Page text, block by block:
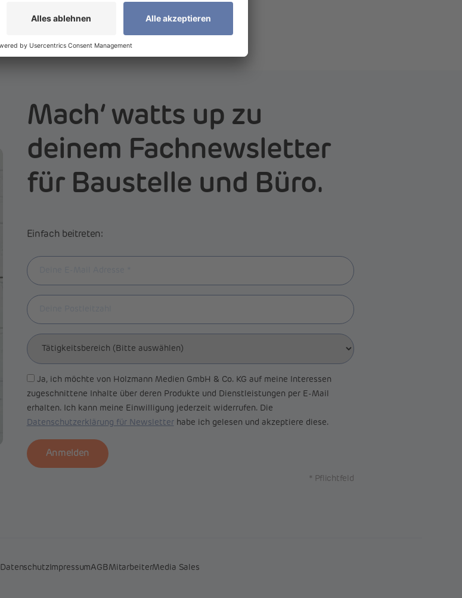
Mach‘ watts up zu
deinem Fachnewsletter
für Baustelle und Büro.
Einfach beitreten:
Ja, ich möchte von Holzmann Medien GmbH & Co. KG auf meine Interessen
zugeschnittene Inhalte über deren Produkte und Dienstleistungen per E-Mail
erhalten. Ich kann meine Einwilligung jederzeit widerrufen. Die
Datenschutzerklärung für Newsletterhabe ich gelesen und akzeptiere diese.
Anmelden
* Pflichtfeld
DatenschutzImpressumAGBMitarbeiterMedia Sales